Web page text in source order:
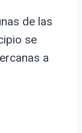
de las
se
a